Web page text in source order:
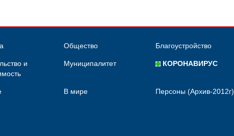
Общество Благоустройство
и
Муниципалитет КОРОНАВИРУС
В мире Персоны (Архив-2012г)